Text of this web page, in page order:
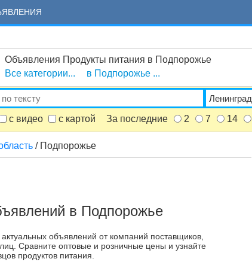
Объявления Продукты питания в Подпорожье
Все категории...
в Подпорожье ...
с видео с картой За последние 2 7 14
/ Подпорожье
в Подпорожье
объявлений от компаний поставщиков,
Сравните оптовые и розничные цены и узнайте
продуктов питания.